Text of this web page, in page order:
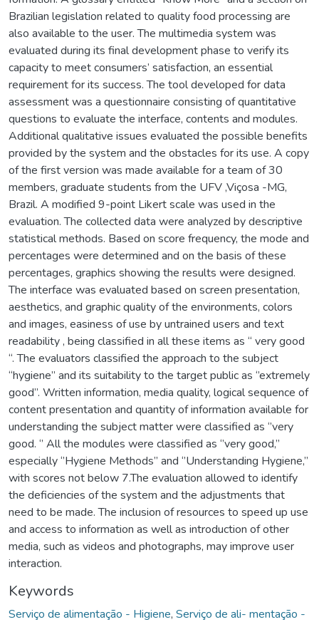
Brazilian legislation related to quality food processing are
also available to the user. The multimedia system was
evaluated during its final development phase to verify its
capacity to meet consumers’ satisfaction, an essential
requirement for its success. The tool developed for data
assessment was a questionnaire consisting of quantitative
questions to evaluate the interface, contents and modules.
Additional qualitative issues evaluated the possible benefits
provided by the system and the obstacles for its use. A copy
of the first version was made available for a team of 30
members, graduate students from the UFV ,Viçosa -MG,
Brazil. A modified 9-point Likert scale was used in the
evaluation. The collected data were analyzed by descriptive
statistical methods. Based on score frequency, the mode and
percentages were determined and on the basis of these
percentages, graphics showing the results were designed.
The interface was evaluated based on screen presentation,
aesthetics, and graphic quality of the environments, colors
and images, easiness of use by untrained users and text
readability , being classified in all these items as “ very good
“. The evaluators classified the approach to the subject
“hygiene’’ and its suitability to the target public as ‘’extremely
good’’. Written information, media quality, logical sequence of
content presentation and quantity of information available for
understanding the subject matter were classified as ‘’very
good. ‘’ All the modules were classified as ‘’very good,’’
especially ‘’Hygiene Methods’’ and ‘’Understanding Hygiene,’’
with scores not below 7.The evaluation allowed to identify
the deficiencies of the system and the adjustments that
need to be made. The inclusion of resources to speed up use
and access to information as well as introduction of other
media, such as videos and photographs, may improve user
interaction.
Keywords
Serviço de alimentação - Higiene, Serviço de ali- mentação -